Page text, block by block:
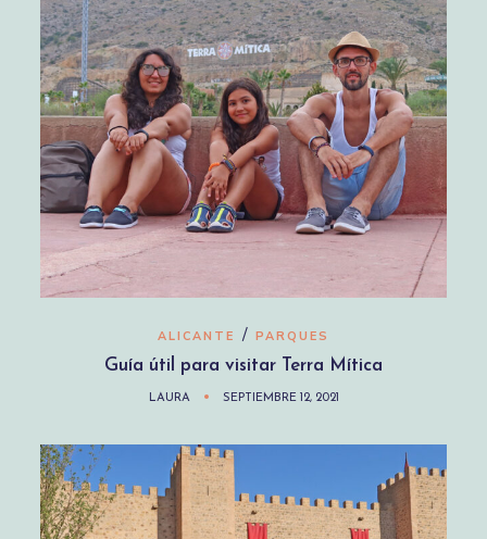
ALICANTE / PARQUES
Guía útil para visitar Terra Mítica
LAURA SEPTIEMBRE 12, 2021